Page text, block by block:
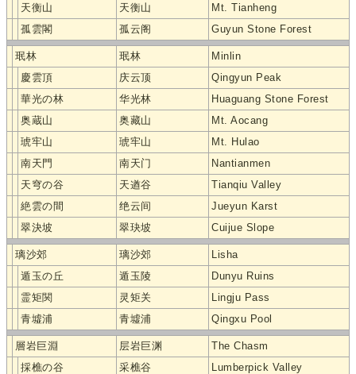
天衡山
天衡山
Mt. Tianheng
孤雲閣
孤云阁 Guyun Stone Forest
珉林 珉林
Minlin
慶雲頂
庆云顶
Qingyun Peak
華光の林
华光林
Huaguang Stone Forest
奥蔵山
奥藏山
Mt. Aocang
琥牢山
琥牢山
Mt. Hulao
南天門
南天门
Nantianmen
天穹の谷
天遒谷
Tianqiu Valley
絶雲の間
绝云间
Jueyun Karst
翠決坡
翠玦坡 Cuijue Slope
璃沙郊 璃沙郊
Lisha
遁玉の丘
遁玉陵
Dunyu Ruins
霊矩関
灵矩关
Lingju Pass
青墟浦
青墟浦 Qingxu Pool
層岩巨淵 层岩巨渊
The Chasm
採樵の谷
采樵谷
Lumberpick Valley